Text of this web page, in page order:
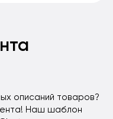
описаний товаров?
Наш шаблон